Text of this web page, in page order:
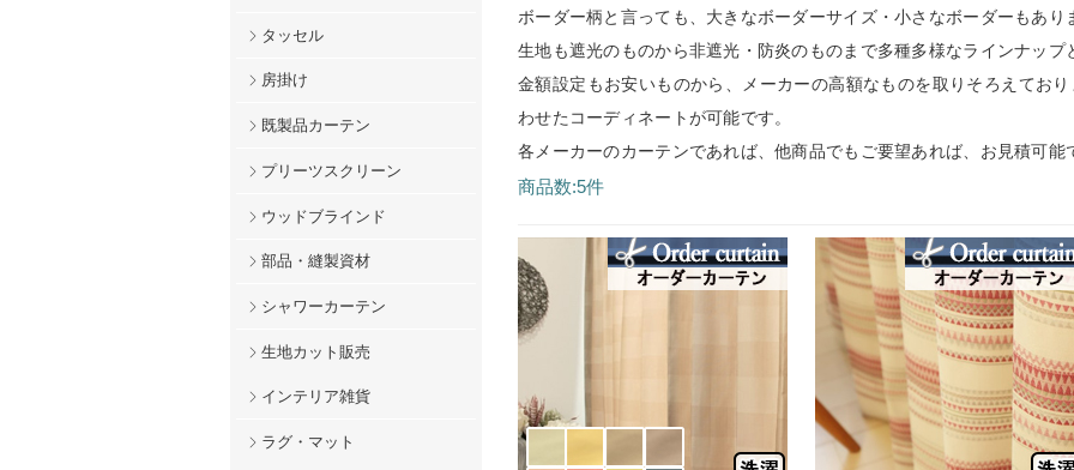
ボーダー柄と言っても、大きなボーダーサイズ・小さなボーダーもあり
生地も遮光のものから非遮光・防炎のものまで多種多様なラインナップ
金額設定もお安いものから、メーカーの高額なものを取りそろえてお
わせたコーディネートが可能です。
各メーカーのカーテンであれば、他商品でもご要望あれば、お見積可能
商品数:5件
タッセル
房掛け
既製品カーテン
プリーツスクリーン
ウッドブラインド
部品・縫製資材
シャワーカーテン
生地カット販売
インテリア雑貨
ラグ・マット